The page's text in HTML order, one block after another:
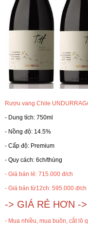
RƯỢU VANG ÚC
RƯỢU VANG ÁO
RƯỢU SỮA
RƯỢU COGNAC
Rượu vang Chile
- Dung tích: 750ml
- Nồng độ: 14.5%
- Cấp độ: Premium
- Quy cách: 6ch/thùng
- Giá bán lẻ: 715.000 đ/ch
- Giá bán từ12ch: 595.000 đ/ch
-> GIÁ RẺ HƠN -
- Mua nhiều, mua buôn, cắt lô